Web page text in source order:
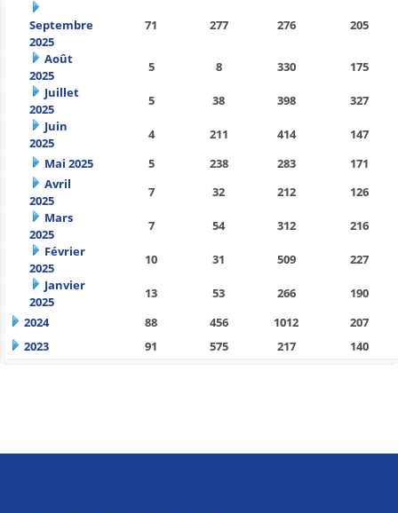
Septembre
2025
71 277 276 205
Août
2025
5 8 330
175
Juillet
2025
5 38 398
327
Juin
2025
4 211 414
147
Mai 2025
5 238 283
171
Avril
2025
7 32 212
126
Mars
2025
7 54 312
216
Février
2025
10 31 509
227
Janvier
2025
13 53 266
190
2024
88 456 1012
207
2023
91 575 217 140